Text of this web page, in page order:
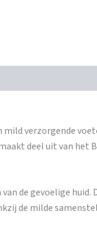
verzorgende
deel uit van
de gevoelige
de milde